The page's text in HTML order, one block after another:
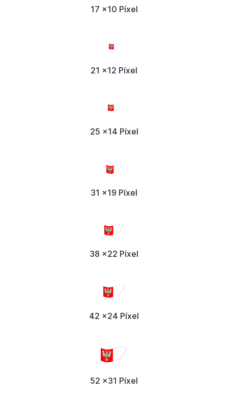
17 x10 Píxel
21 x12 Píxel
25 x14 Píxel
31 x19 Píxel
38 x22 Píxel
42 x24 Píxel
52 x31 Píxel